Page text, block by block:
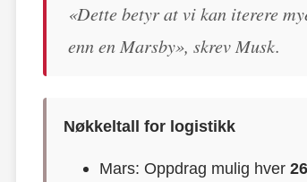
«Dette betyr at vi kan iterere
enn en Marsby», skrev Musk.
Nøkkeltall for logistikk
Mars: Oppdrag mulig hver